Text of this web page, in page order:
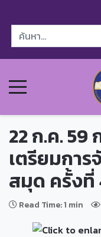
22 ก.ค. 59
เตรียมกา
สมุด ครั้งที่
Read Time: 1 min